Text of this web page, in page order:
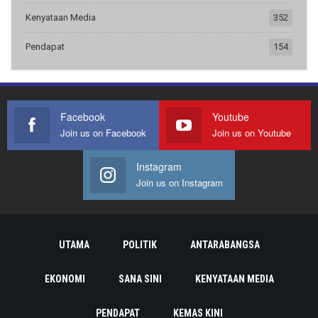
Kenyataan Media 352
Pendapat 154
Facebook
Join us on Facebook
Youtube
Join us on Youtube
Instagram
Join us on Instagram
UTAMA POLITIK ANTARABANGSA
EKONOMI SANA SINI KENYATAAN MEDIA
PENDAPAT KEMAS KINI